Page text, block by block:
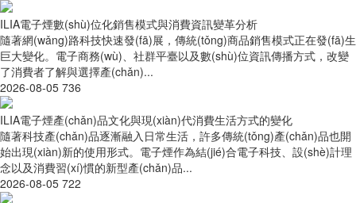
ILIA電子煙數(shù)位化銷售模式與消費資訊變革分析
隨著網(wǎng)路科技快速發(fā)展，傳統(tǒng)商品銷售模式正在發(fā)生
巨大變化。電子商務(wù)、社群平臺以及數(shù)位資訊傳播方式，改變
了消費者了解與選擇產(chǎn)...
2026-08-05 736
ILIA電子煙產(chǎn)品文化與現(xiàn)代消費生活方式的變化
隨著科技產(chǎn)品逐漸融入日常生活，許多傳統(tǒng)產(chǎn)品也開
始出現(xiàn)新的使用形式。電子煙作為結(jié)合電子科技、設(shè)計理
念以及消費習(xí)慣的新型產(chǎn)品...
2026-08-05 722